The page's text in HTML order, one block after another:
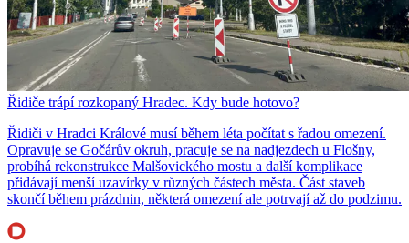
Řidiče trápí rozkopaný Hradec. Kdy bude hotovo?
Řidiči v Hradci Králové musí během léta počítat s řadou omezení.
Opravuje se Gočárův okruh, pracuje se na nadjezdech u Flošny,
probíhá rekonstrukce Malšovického mostu a další komplikace
přidávají menší uzavírky v různých částech města. Část staveb
skončí během prázdnin, některá omezení ale potrvají až do podzimu.